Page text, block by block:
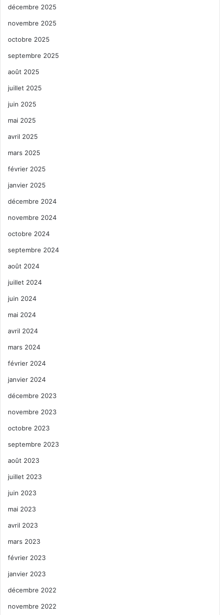
décembre 2025
novembre 2025
octobre 2025
septembre 2025
août 2025
juillet 2025
juin 2025
mai 2025
avril 2025
mars 2025
février 2025
janvier 2025
décembre 2024
novembre 2024
octobre 2024
septembre 2024
août 2024
juillet 2024
juin 2024
mai 2024
avril 2024
mars 2024
février 2024
janvier 2024
décembre 2023
novembre 2023
octobre 2023
septembre 2023
août 2023
juillet 2023
juin 2023
mai 2023
avril 2023
mars 2023
février 2023
janvier 2023
décembre 2022
novembre 2022